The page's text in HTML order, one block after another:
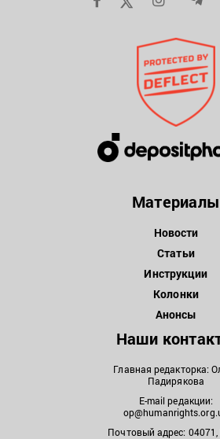
Материалы
Новости
Статьи
Инструкции
Колонки
Анонсы
Наши
Главная редакторка:
Падирякова
E-mail редакции:
Почтовый адрес: 04071,